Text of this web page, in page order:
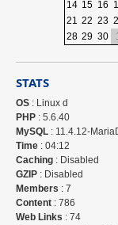
14 15 16
21 22 23
28 29 30
STATS
OS : Linux d
PHP : 5.6.40
MySQL : 11.4.12-
Time : 04:12
Caching : Disabled
GZIP : Disabled
Members : 7
Content : 786
Web Links : 74